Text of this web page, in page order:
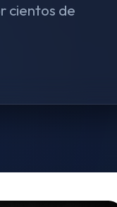
cientos de